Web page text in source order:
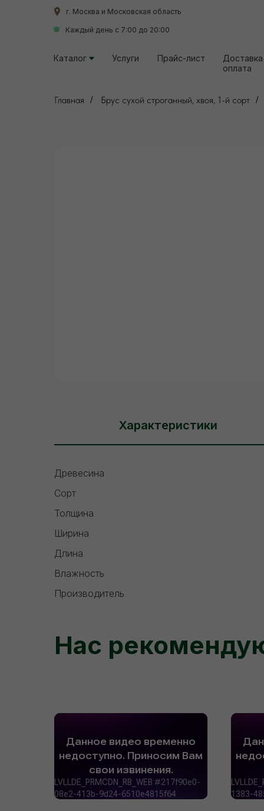
г. Москва и Московская область
оплата
Прайс-лист
Услуги
Каталог
Каждый день с 7:00 до 20:00
г. Москва и Московская область
оплата
Прайс-лист
Услуги
Каталог
Каждый день с 7:00 до 20:00
Главная / Брус сухой строганный, хвоя, 1-й сорт /
Характеристики
Древесина
Сорт
Толщина
Ширина
Длина
Влажность
Производитель
Нас